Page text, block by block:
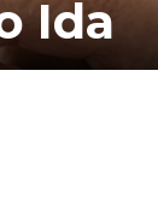
Ida